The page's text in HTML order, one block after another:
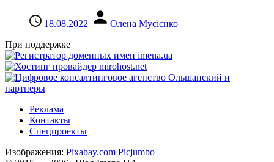
18.08.2022
Олена Мусієнко
При поддержке
Реклама
Контакты
Спецпроекты
Изображения: Pixabay.com Picjumbo